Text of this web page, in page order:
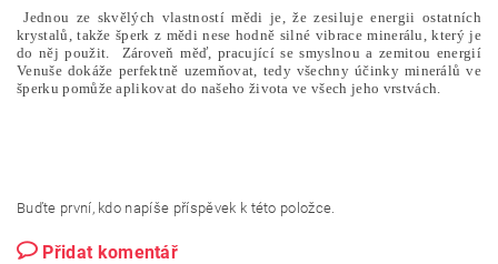
Jednou ze skvělých vlastností mědi je, že zesiluje energii ostatních
krystalů, takže šperk z mědi nese hodně silné vibrace minerálu, který je
do něj použit. Zároveň měď, pracující se smyslnou a zemitou energií
Venuše dokáže perfektně uzemňovat, tedy všechny účinky minerálů ve
šperku pomůže aplikovat do našeho života ve všech jeho vrstvách.
Buďte první, kdo napíše příspěvek k této položce.
Přidat komentář